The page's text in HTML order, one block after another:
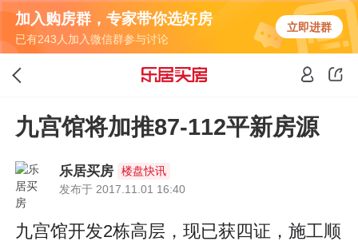
加入购房群，专家带你选好房
已有243人加入微信群参与讨论
立即进群
九宫馆将加推87-112平新房源
乐居买房
楼盘快讯
发布于 2017.11.01 16:40
九宫馆开发2栋高层，现已获四证，施工顺